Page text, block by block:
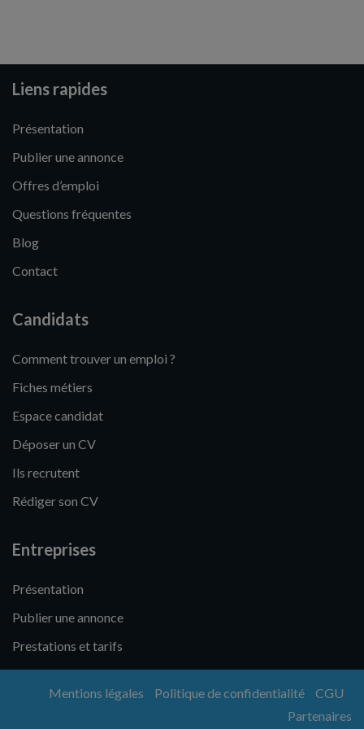
Liens rapides
Présentation
Publier une annonce
Offres d’emploi
Questions fréquentes
Blog
Contact
Candidats
Comment trouver un emploi ?
Fiches métiers
Espace candidat
Déposer un CV
Ils recrutent
Rédiger son CV
Entreprises
Présentation
Publier une annonce
Prestations et tarifs
Mentions légales Politique de confidentialité
CGU
Partenaires